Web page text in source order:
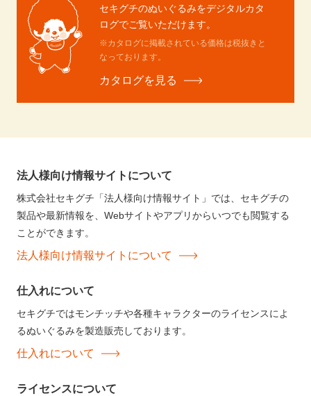
セキグチのぬいぐるみをデジタルカタ
ログでご覧いただけます。
※カタログに掲載されている価格は税抜きと
なっております。
カタログを見る
法人様向け情報サイトについて
株式会社セキグチ「法人様向け情報サイト」では、セキグチの
製品や最新情報を、Webサイトやアプリからいつでも閲覧する
ことができます。
法人様向け情報サイトについて
仕入れについて
セキグチではモンチッチや各種キャラクターのライセンスによ
るぬいぐるみを製造販売しております。
仕入れについて
ライセンスについて